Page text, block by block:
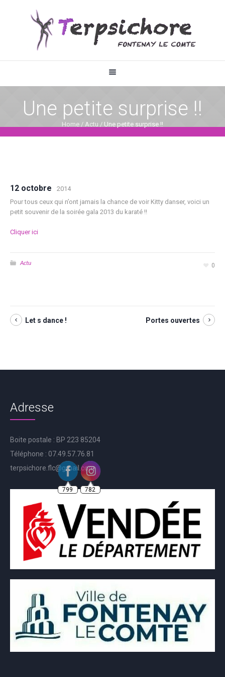
Une petite surprise !!
Home / Actu / Une petite surprise !!
12 octobre
2014
Pour tous ceux qui n’ont jamais la chance de voir Kitty danser, voici un
petit souvenir de la soirée gala 2013 du karaté !!
Cliquer ici
0
Actu
Let s dance ! Portes ouvertes
Adresse
Boite postale : BP 223 85204
Téléphone : 07.49.57.76.81
terpsichore.flc@gmail.com
799 782